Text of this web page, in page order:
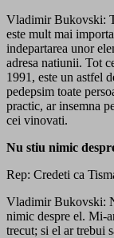
Vladimir Bukovski:
este mult mai
indepartarea unor
adresa natiunii. Tot
1991, este un astfel
pedepsim toate
practic, ar insemna
cei vinovati.
Nu stiu nimic
Rep: Credeti ca
Vladimir Bukovski:
nimic despre el. Mi-
trecut; si el ar trebui